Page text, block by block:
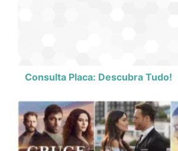
Consulta Placa: Descubra Tudo!